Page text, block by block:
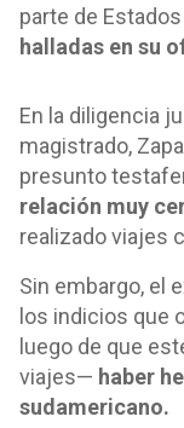
parte de
halladas en su
En la diligencia
magistrado,
presunto
relación muy
realizado viajes
Sin embargo, el
los indicios que
luego de que
viajes— haber
sudamericano.